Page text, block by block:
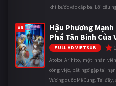
khi bước vào cấp ba. Lời cầu
#8
Hậu Phương
Phá Tân Binh Của
FULL HD VIETSUB
Atobe Arihito, một nhân
công việc, bất ngờ gặp tai
Vương quốc Mê Cung. Tại